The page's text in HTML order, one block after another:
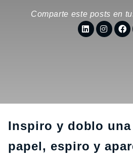
Comparte este posts en
Inspiro y doblo
papel, espiro y